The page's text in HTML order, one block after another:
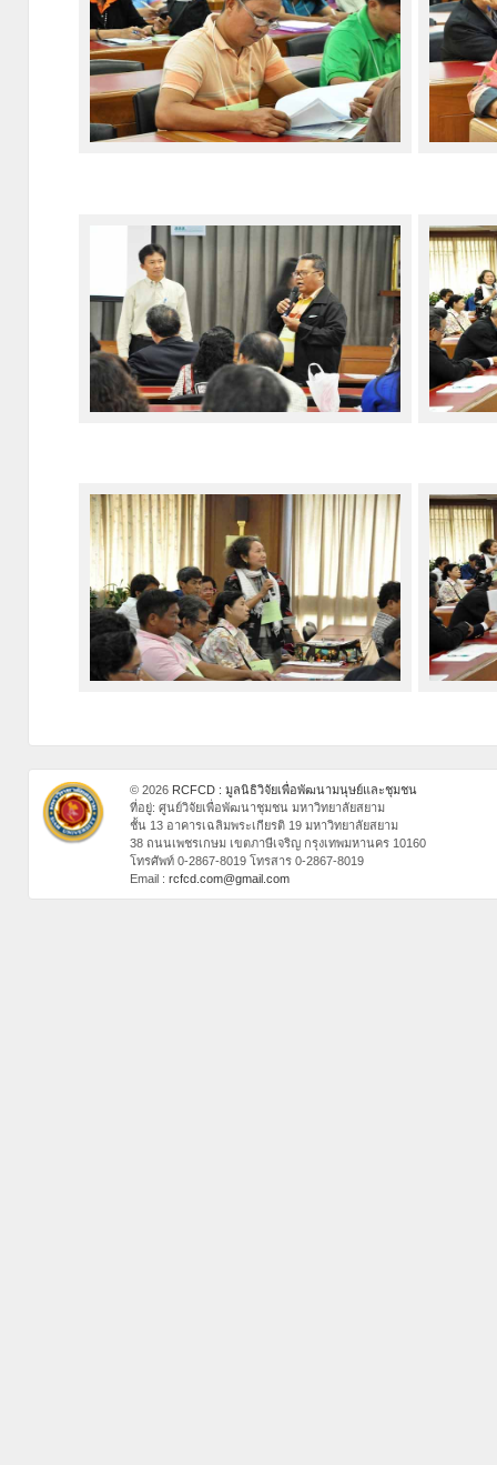
© 2026RCFCD : มูลนิธิวิจัยเพื่อพัฒนามนุษย์และชุมชน
ที่อยู่: ศูนย์วิจัยเพื่อพัฒนาชุมชน มหาวิทยาลัยสยาม
ชั้น 13 อาคารเฉลิมพระเกียรติ 19 มหาวิทยาลัยสยาม
38 ถนนเพชรเกษม เขตภาษีเจริญ กรุงเทพมหานคร 10160
โทรศัพท์ 0-2867-8019 โทรสาร 0-2867-8019
Email : rcfcd.com@gmail.com